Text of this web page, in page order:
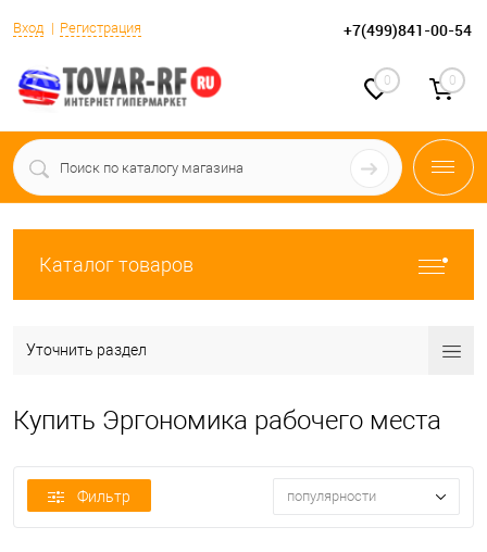
Вход Регистрация +7(499)841-00-54
0 0
Каталог товаров
Уточнить раздел
Купить Эргономика рабочего места
Фильтр популярности